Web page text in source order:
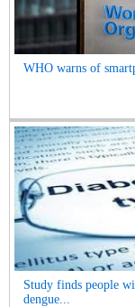
WHO warns of
Study finds people
dengue...